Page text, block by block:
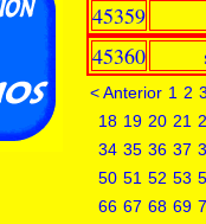
45359
45360
< Anterior 1 2
18 19 20 21
34 35 36 37
50 51 52 53
66 67 68 69